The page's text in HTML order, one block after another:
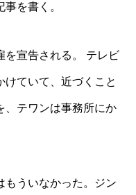
を書く。
を宣告される。 テレビ
けていて、近づくこと
、テワンは事務所にか
もういなかった。ジン